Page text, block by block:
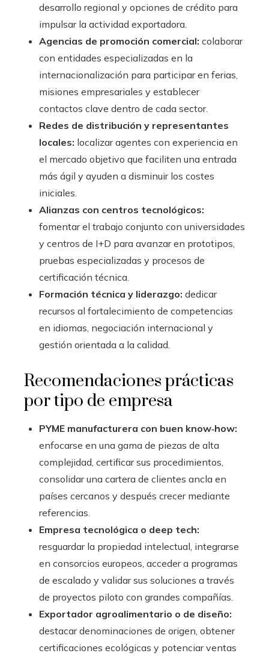
desarrollo regional y opciones de crédito para
impulsar la actividad exportadora.
Agencias de promoción comercial: colaborar
con entidades especializadas en la
internacionalización para participar en ferias,
misiones empresariales y establecer
contactos clave dentro de cada sector.
Redes de distribución y representantes
locales: localizar agentes con experiencia en
el mercado objetivo que faciliten una entrada
más ágil y ayuden a disminuir los costes
iniciales.
Alianzas con centros tecnológicos:
fomentar el trabajo conjunto con universidades
y centros de I+D para avanzar en prototipos,
pruebas especializadas y procesos de
certificación técnica.
Formación técnica y liderazgo: dedicar
recursos al fortalecimiento de competencias
en idiomas, negociación internacional y
gestión orientada a la calidad.
Recomendaciones prácticas
por tipo de empresa
PYME manufacturera con buen know‑how:
enfocarse en una gama de piezas de alta
complejidad, certificar sus procedimientos,
consolidar una cartera de clientes ancla en
países cercanos y después crecer mediante
referencias.
Empresa tecnológica o deep tech:
resguardar la propiedad intelectual, integrarse
en consorcios europeos, acceder a programas
de escalado y validar sus soluciones a través
de proyectos piloto con grandes compañías.
Exportador agroalimentario o de diseño:
destacar denominaciones de origen, obtener
certificaciones ecológicas y potenciar ventas